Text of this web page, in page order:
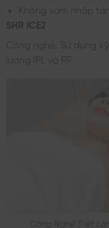
Không xâm nhập
SHR ICE2
Công nghệ: Sử dụng
lượng IPL và RF.
Công Nghệ Triệt